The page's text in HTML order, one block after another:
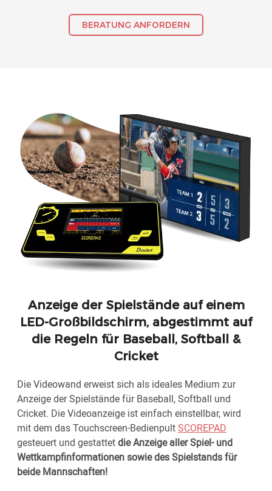
BERATUNG ANFORDERN
Anzeige der Spielstände auf einem
LED-Großbildschirm, abgestimmt auf
die Regeln für Baseball, Softball &
Cricket
Die Videowand erweist sich als ideales Medium zur
Anzeige der Spielstände für Baseball, Softball und
Cricket. Die Videoanzeige ist einfach einstellbar, wird
mit dem das Touchscreen-BedienpultSCOREPAD
gesteuert und gestattetdie Anzeige aller Spiel- und
Wettkampfinformationen sowie des Spielstands für
beide Mannschaften!